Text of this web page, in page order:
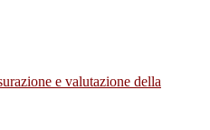
e valutazione della